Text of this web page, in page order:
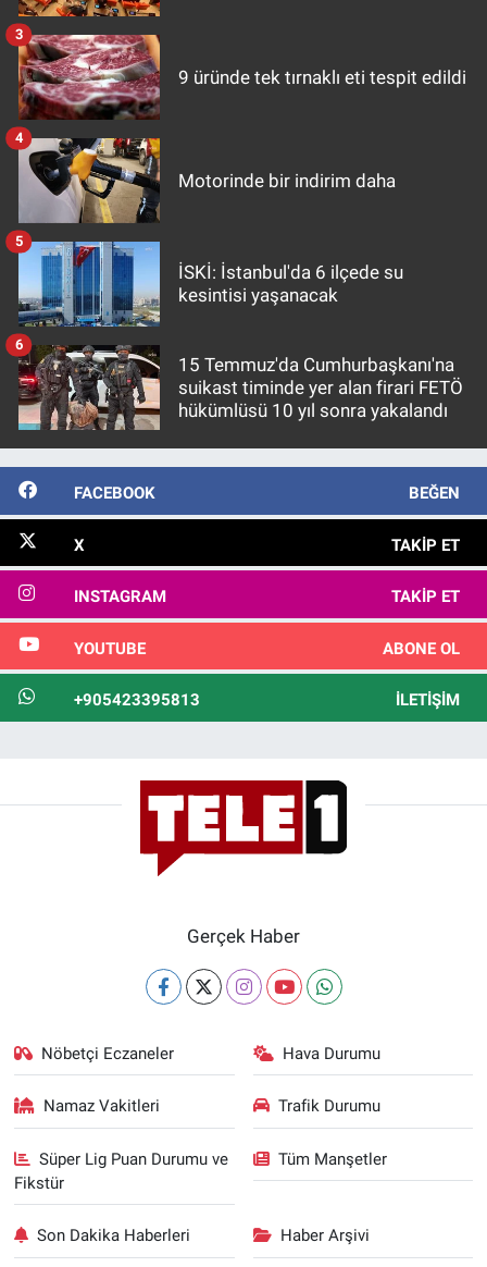
9 üründe tek tırnaklı eti tespit edildi
3
Motorinde bir indirim daha
4
İSKİ: İstanbul'da 6 ilçede su
kesintisi yaşanacak
5
15 Temmuz'da Cumhurbaşkanı'na
suikast timinde yer alan firari FETÖ
hükümlüsü 10 yıl sonra yakalandı
6
FACEBOOK BEĞEN
X TAKIP ET
INSTAGRAM TAKIP ET
YOUTUBE ABONE OL
+905423395813 İLETIŞIM
Gerçek Haber
Nöbetçi Eczaneler Hava Durumu
Namaz Vakitleri Trafik Durumu
Süper Lig Puan Durumu ve
Fikstür
Tüm Manşetler
Son Dakika Haberleri Haber Arşivi